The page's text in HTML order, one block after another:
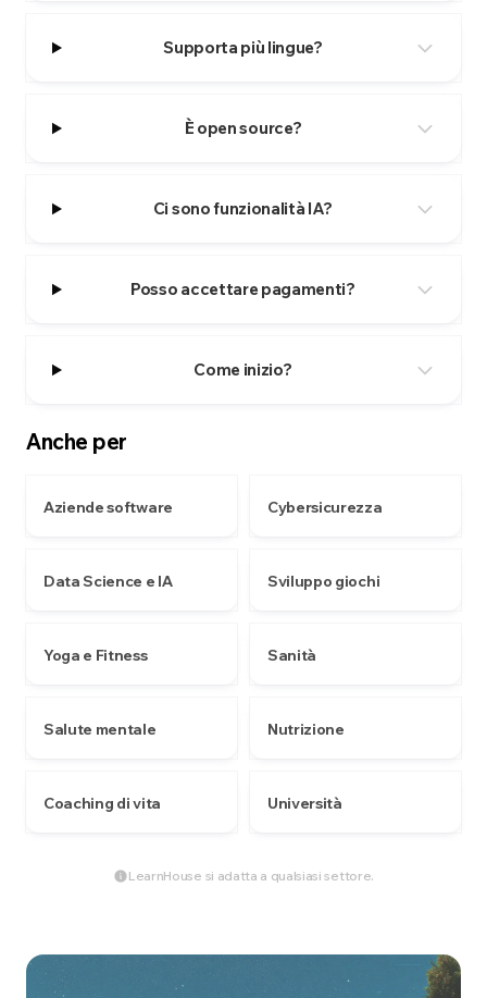
Supporta più lingue?
È open source?
Ci sono funzionalità IA?
Posso accettare pagamenti?
Come inizio?
Anche per
Aziende software Cybersicurezza
Data Science e IA Sviluppo giochi
Yoga e Fitness Sanità
Salute mentale Nutrizione
Coaching di vita Università
LearnHouse si adatta a qualsiasi settore.